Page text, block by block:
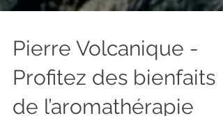
Pierre Volcanique -
Profitez des bienfaits